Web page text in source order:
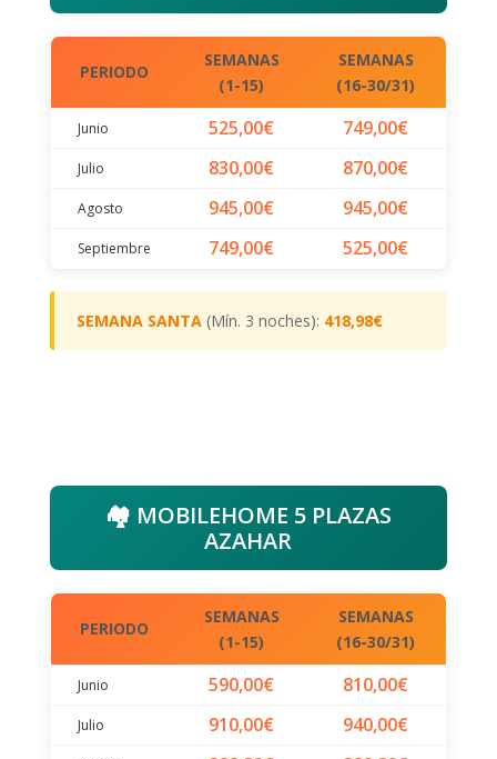
PERIODO
SEMANAS
(1-15)
SEMANAS
(16-30/31)
Junio 525,00€ 749,00€
Julio 830,00€ 870,00€
Agosto 945,00€ 945,00€
Septiembre 749,00€ 525,00€
SEMANA SANTA(Mín. 3 noches): 418,98€
🏘️ MOBILEHOME 5 PLAZAS
AZAHAR
PERIODO
SEMANAS
(1-15)
SEMANAS
(16-30/31)
Junio 590,00€ 810,00€
Julio 910,00€ 940,00€